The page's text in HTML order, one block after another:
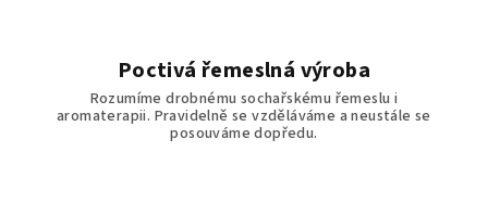
Poctivá řemeslná výroba
Rozumíme drobnému sochařskému řemeslu i
aromaterapii. Pravidelně se vzděláváme a neustále se
posouváme dopředu.